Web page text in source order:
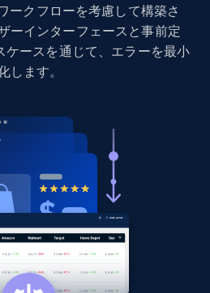
今すぐ始める
products using
inventory id, Title, Rating,
count item, Initial
今すぐ始める
ークフローを考慮して構築さ
ーインターフェースと事前定
ケースを通じて、エラーを最小
します。